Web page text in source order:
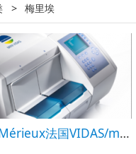
> 梅里埃
bioMérieux法国VIDAS/mini VIDAS®梅里埃全自动荧光免疫分析仪